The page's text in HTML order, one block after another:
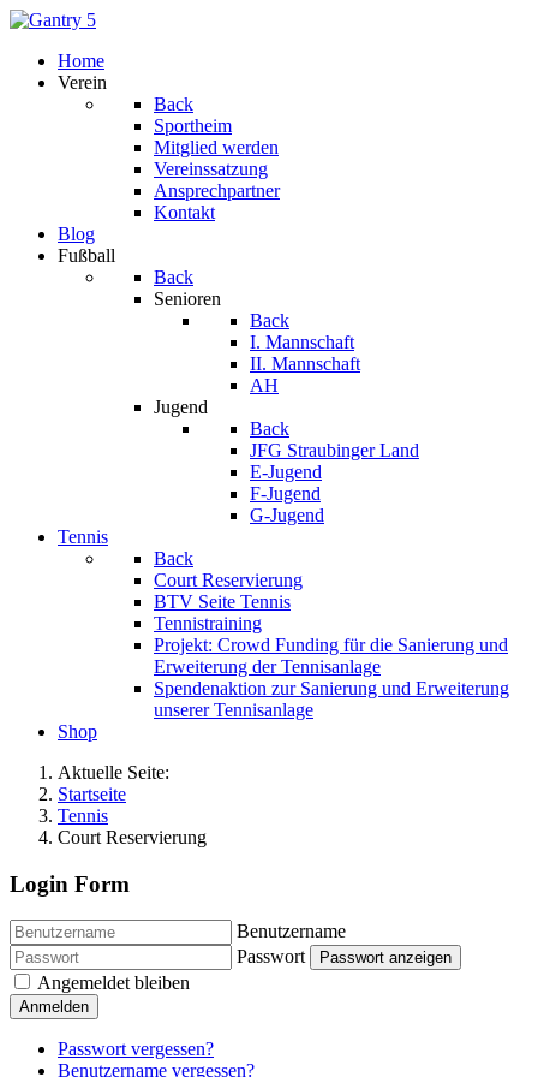
Home
Verein
Back
Sportheim
Mitglied werden
Vereinssatzung
Ansprechpartner
Kontakt
Blog
Fußball
Back
Senioren
Back
I. Mannschaft
II. Mannschaft
AH
Jugend
Back
JFG Straubinger Land
E-Jugend
F-Jugend
G-Jugend
Tennis
Back
Court Reservierung
BTV Seite Tennis
Tennistraining
Projekt: Crowd Funding für die Sanierung und
Erweiterung der Tennisanlage
Spendenaktion zur Sanierung und Erweiterung
unserer Tennisanlage
Shop
Aktuelle Seite:
Startseite
Tennis
Court Reservierung
Login Form
Benutzername
Passwort
Passwort anzeigen
Angemeldet bleiben
Anmelden
Passwort vergessen?
Benutzername vergessen?